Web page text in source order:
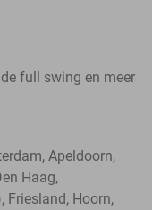
full swing en meer
Apeldoorn,
Haag,
Friesland, Hoorn,